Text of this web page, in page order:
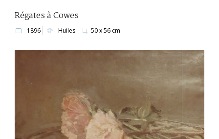
Régates à Cowes
1896 Huiles 50 x 56 cm